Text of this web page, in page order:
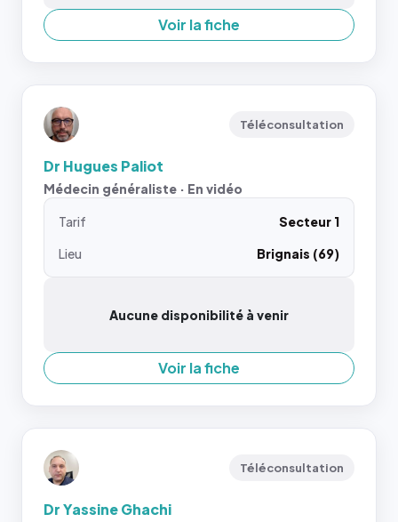
Voir la fiche
Téléconsultation
Dr Hugues Paliot
Médecin généraliste · En vidéo
Tarif
Secteur 1
Lieu
Brignais (69)
Aucune disponibilité à venir
Voir la fiche
Téléconsultation
Dr Yassine Ghachi